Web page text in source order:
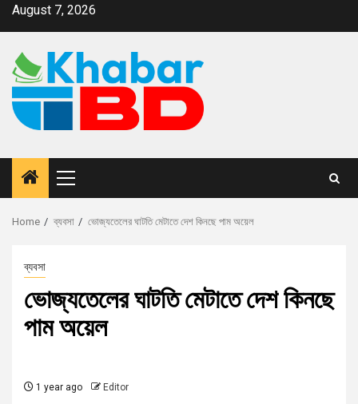
August 7, 2026
Home ব্যবসা ভোজ্যতেলের ঘাটতি মেটাতে দেশ কিনছে পাম অয়েল
ব্যবসা
ভোজ্যতেলের ঘাটতি মেটাতে দেশ কিনছে
পাম অয়েল
1 year ago Editor